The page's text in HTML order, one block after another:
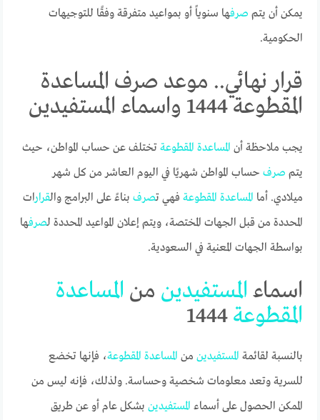
يمكن أن يتم صرفها سنوياً أو بمواعيد متفرقة وفقًا للتوجيهات
الحكومية.
قرار نهائي.. موعد صرف المساعدة
المقطوعة 1444 واسماء المستفيدين
يجب ملاحظة أن المساعدة المقطوعة تختلف عن حساب المواطن، حيث
يتم صرف حساب المواطن شهريًا في اليوم العاشر من كل شهر
ميلادي. أما المساعدة المقطوعة فهي تصرف بناءً على البرامج والقرارات
المحددة من قبل الجهات المختصة، ويتم إعلان المواعيد المحددة لصرفها
بواسطة الجهات المعنية في السعودية.
اسماء المستفيدين من المساعدة
المقطوعة1444
بالنسبة لقائمة المستفيدين من المساعدة المقطوعة، فإنها تخضع
للسرية وتعد معلومات شخصية وحساسة. ولذلك، فإنه ليس من
الممكن الحصول على أسماء المستفيدين بشكل عام أو عن طريق